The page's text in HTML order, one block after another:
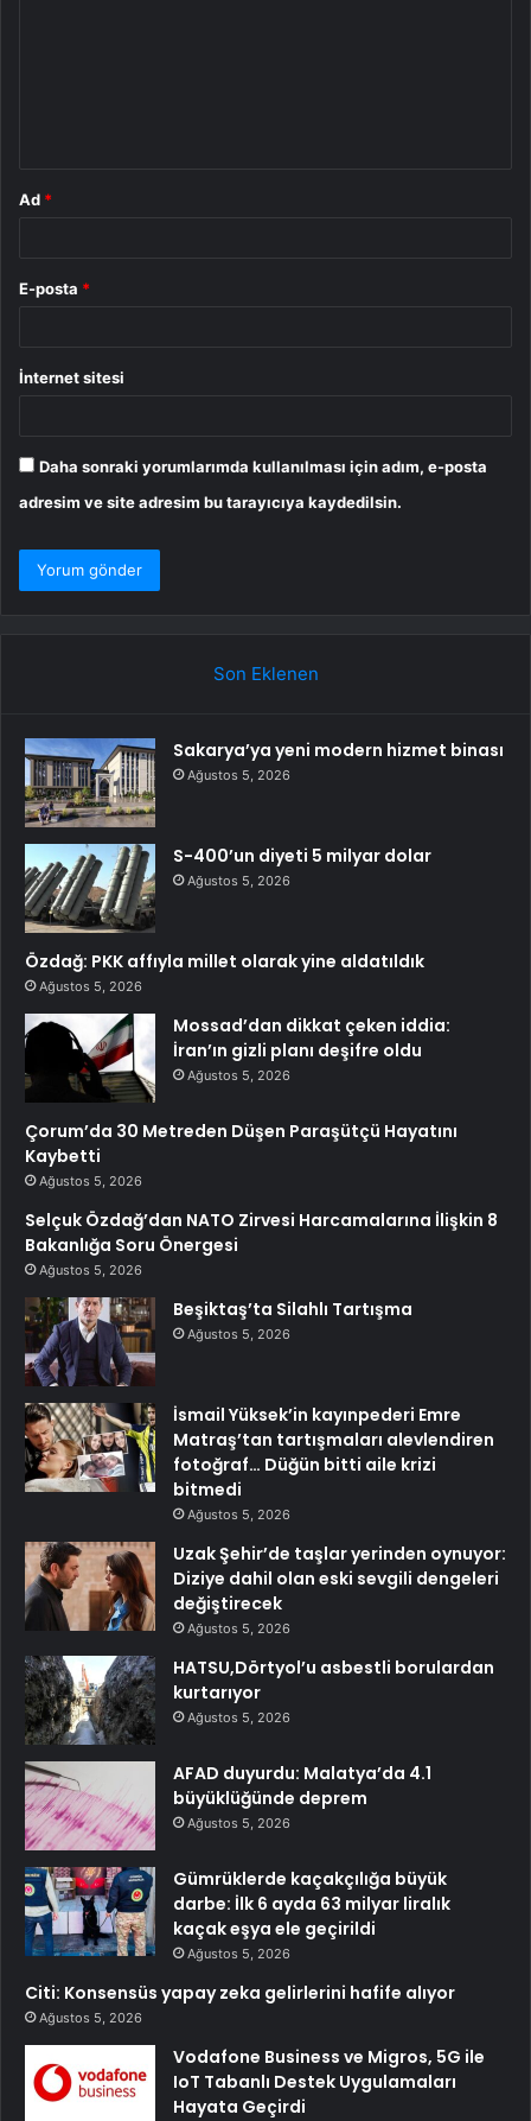
Ad *
E-posta *
İnternet sitesi
Daha sonraki yorumlarımda kullanılması için adım, e-posta
adresim ve site adresim bu tarayıcıya kaydedilsin.
Son Eklenen
Sakarya’ya yeni modern hizmet binası
Ağustos 5, 2026
S-400’un diyeti 5 milyar dolar
Ağustos 5, 2026
Özdağ: PKK affıyla millet olarak yine aldatıldık
Ağustos 5, 2026
Mossad’dan dikkat çeken iddia:
İran’ın gizli planı deşifre oldu
Ağustos 5, 2026
Çorum’da 30 Metreden Düşen Paraşütçü Hayatını
Kaybetti
Ağustos 5, 2026
Selçuk Özdağ’dan NATO Zirvesi Harcamalarına İlişkin 8
Bakanlığa Soru Önergesi
Ağustos 5, 2026
Beşiktaş’ta Silahlı Tartışma
Ağustos 5, 2026
İsmail Yüksek’in kayınpederi Emre
Matraş’tan tartışmaları alevlendiren
fotoğraf… Düğün bitti aile krizi
bitmedi
Ağustos 5, 2026
Uzak Şehir’de taşlar yerinden oynuyor:
Diziye dahil olan eski sevgili dengeleri
değiştirecek
Ağustos 5, 2026
HATSU,Dörtyol’u asbestli borulardan
kurtarıyor
Ağustos 5, 2026
AFAD duyurdu: Malatya’da 4.1
büyüklüğünde deprem
Ağustos 5, 2026
Gümrüklerde kaçakçılığa büyük
darbe: İlk 6 ayda 63 milyar liralık
kaçak eşya ele geçirildi
Ağustos 5, 2026
Citi: Konsensüs yapay zeka gelirlerini hafife alıyor
Ağustos 5, 2026
Vodafone Business ve Migros, 5G ile
IoT Tabanlı Destek Uygulamaları
Hayata Geçirdi